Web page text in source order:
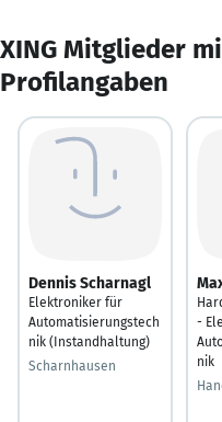
XING Mitglieder
Profilangaben
Dennis Scharnagl
Elektroniker für
Automatisierungstech
nik (Instandhaltung)
Scharnhausen
-
nik